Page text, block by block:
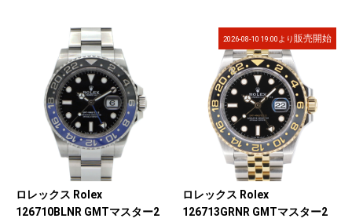
ロレックス Rolex
126710BLNR GMTマスター2
2026-08-10 19:00より販売開始
ロレックス Rolex
126713GRNR GMTマスター2